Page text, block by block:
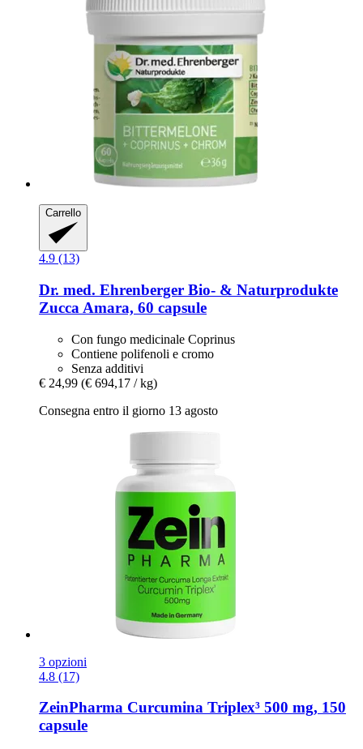
Carrello
4.9 (13)
Dr. med. Ehrenberger Bio- & Naturprodukte
Zucca Amara, 60 capsule
Con fungo medicinale Coprinus
Contiene polifenoli e cromo
Senza additivi
€ 24,99 (€ 694,17 / kg)
Consegna entro il giorno 13 agosto
3 opzioni
4.8 (17)
ZeinPharma Curcumina Triplex³ 500 mg, 150
capsule